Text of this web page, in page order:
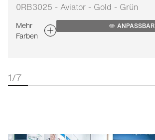
0RB3025 - Aviator - Gold - Grün
Mehr
Farben
ANPASSBAR
1/7